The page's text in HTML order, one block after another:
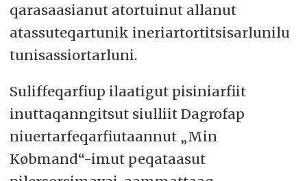
qarasaasianut atortuinut allanut
atassuteqartunik ineriartortitsisarlunilu
tunisassiortarluni.
Suliffeqarfiup ilaatigut pisiniarfiit
inuttaqanngitsut siulliit Dagrofap
niuertarfeqarfiutaannut „Min
Købmand“-imut peqataasut